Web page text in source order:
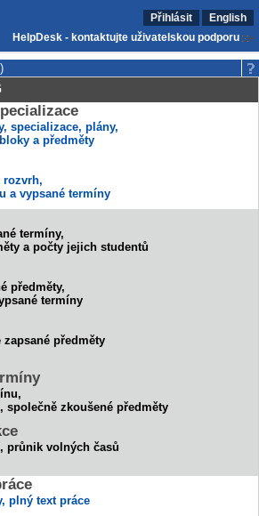
Přihlásit
English
HelpDesk - kontaktujte uživatelskou podporu
specializace, plány,
a předměty
rozvrh,
a vypsané termíny
termíny,
a počty jejich studentů
předměty,
termíny
předměty
společně zkoušené předměty
průnik volných časů
plný text práce